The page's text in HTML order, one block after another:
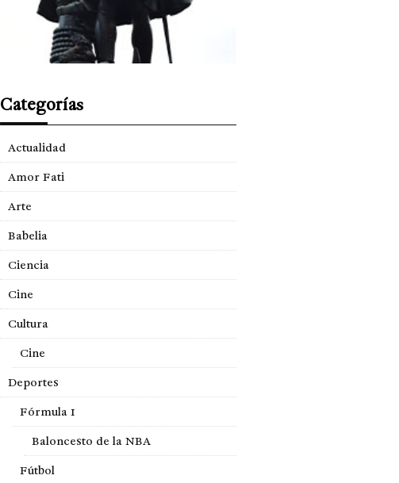
Categorías
Actualidad
Amor Fati
Arte
Babelia
Ciencia
Cine
Cultura
Cine
Deportes
Fórmula 1
Baloncesto de la NBA
Fútbol